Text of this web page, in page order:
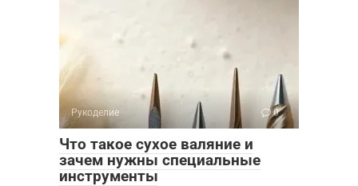
Рукоделие 0
Что такое сухое валяние и
зачем нужны специальные
инструменты